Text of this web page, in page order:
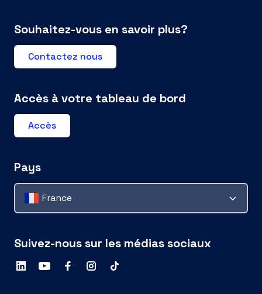
Souhaitez-vous en savoir plus?
Contactez nous
Accès à votre tableau de bord
Accès
Pays
France
Suivez-nous sur les médias sociaux